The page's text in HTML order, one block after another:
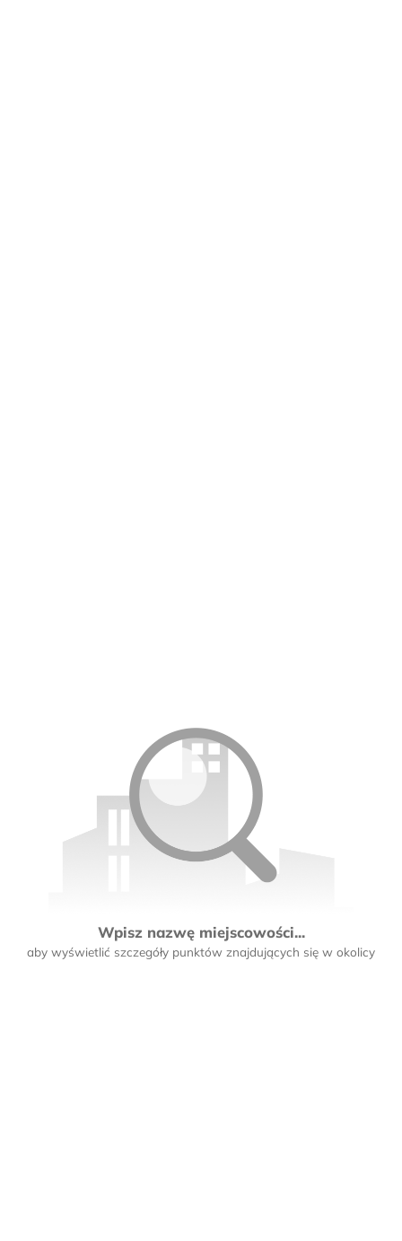
Wpisz nazwę miejscowości...
aby wyświetlić szczegóły punktów znajdujących się w okolicy